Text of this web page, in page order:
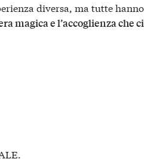
diversa, ma tutte hanno
magica e l’accoglienza che ci